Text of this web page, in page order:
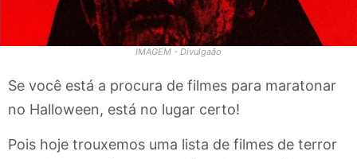
IMAGEM - Divulgaão
Se você está a procura de filmes para maratonar
no Halloween, está no lugar certo!
Pois hoje trouxemos uma lista de filmes de terror